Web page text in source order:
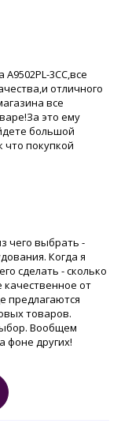
3CC,все
отличного
все
это ему
большой
что покупкой
чего выбрать -
Когда я
сделать - сколько
качественное от
предлагаются
товаров.
Вообщем
фоне других!